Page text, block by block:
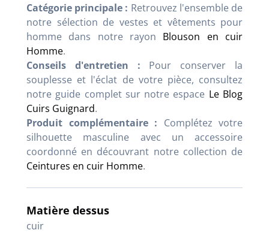
Catégorie principale : Retrouvez l'ensemble de
notre sélection de vestes et vêtements pour
homme dans notre rayon Blouson en cuir
Homme.
Conseils d'entretien : Pour conserver la
souplesse et l'éclat de votre pièce, consultez
notre guide complet sur notre espace Le Blog
Cuirs Guignard.
Produit complémentaire : Complétez votre
silhouette masculine avec un accessoire
coordonné en découvrant notre collection de
Ceintures en cuir Homme.
Matière dessus
cuir